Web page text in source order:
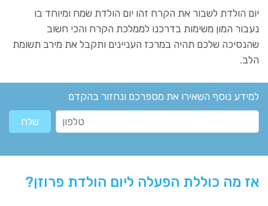
יום הולדת לשבור את הקרח זהו יום הולדת שמח ומיוחד בו
נעבור המון משימות בדרכנו לממלכת הקרח והכי חשוב
שהנסיכה שלכם תהיה במרכז העניינים ותקבל את מירב תשומת
הלב.
למידע נוסף השאירו את מספרכם ונחזור בהקדם
אז מה כוללת הפעלה ליום הולדת פרוזן?